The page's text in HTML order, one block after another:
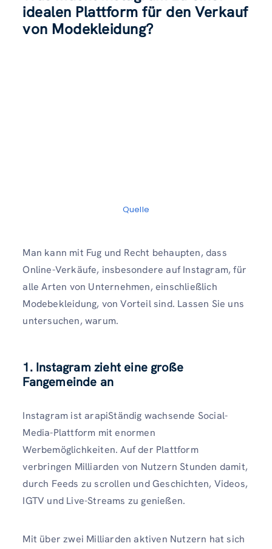
idealen Plattform für den Verkauf
von Modekleidung?
Quelle
Man kann mit Fug und Recht behaupten, dass
Online-Verkäufe, insbesondere auf Instagram, für
alle Arten von Unternehmen, einschließlich
Modebekleidung, von Vorteil sind. Lassen Sie uns
untersuchen, warum.
1. Instagram zieht eine große
Fangemeinde an
Instagram ist arapiStändig wachsende Social-
Media-Plattform mit enormen
Werbemöglichkeiten. Auf der Plattform
verbringen Milliarden von Nutzern Stunden damit,
durch Feeds zu scrollen und Geschichten, Videos,
IGTV und Live-Streams zu genießen.
Mit über zwei Milliarden aktiven Nutzern hat sich